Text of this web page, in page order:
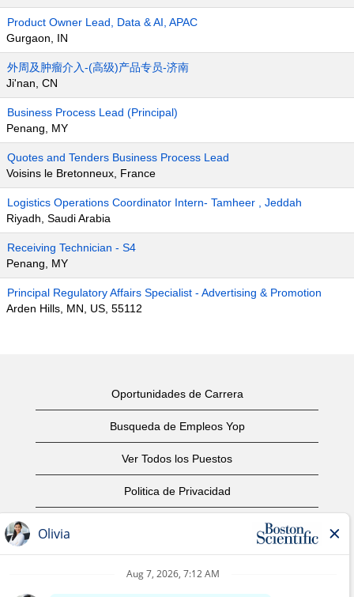
Product Owner Lead, Data & AI, APAC
Gurgaon, IN
外周及肿瘤介入-(高级)产品专员-济南
Ji'nan, CN
Business Process Lead (Principal)
Penang, MY
Quotes and Tenders Business Process Lead
Voisins le Bretonneux, France
Logistics Operations Coordinator Intern- Tamheer , Jeddah
Riyadh, Saudi Arabia
Receiving Technician - S4
Penang, MY
Principal Regulatory Affairs Specialist - Advertising & Promotion
Arden Hills, MN, US, 55112
Oportunidades de Carrera
Busqueda de Empleos Yop
Ver Todos los Puestos
Politica de Privacidad
Aviso de Derechos de Autor